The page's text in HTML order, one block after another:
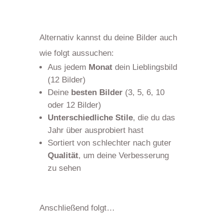
Alternativ kannst du deine Bilder auch
wie folgt aussuchen:
Aus jedem Monatdein Lieblingsbild
(12 Bilder)
Deinebesten Bilder(3, 5, 6, 10
oder 12 Bilder)
Unterschiedliche Stile, die du das
Jahr über ausprobiert hast
Sortiert von schlechter nach guter
Qualität, um deine Verbesserung
zu sehen
Anschließend folgt…